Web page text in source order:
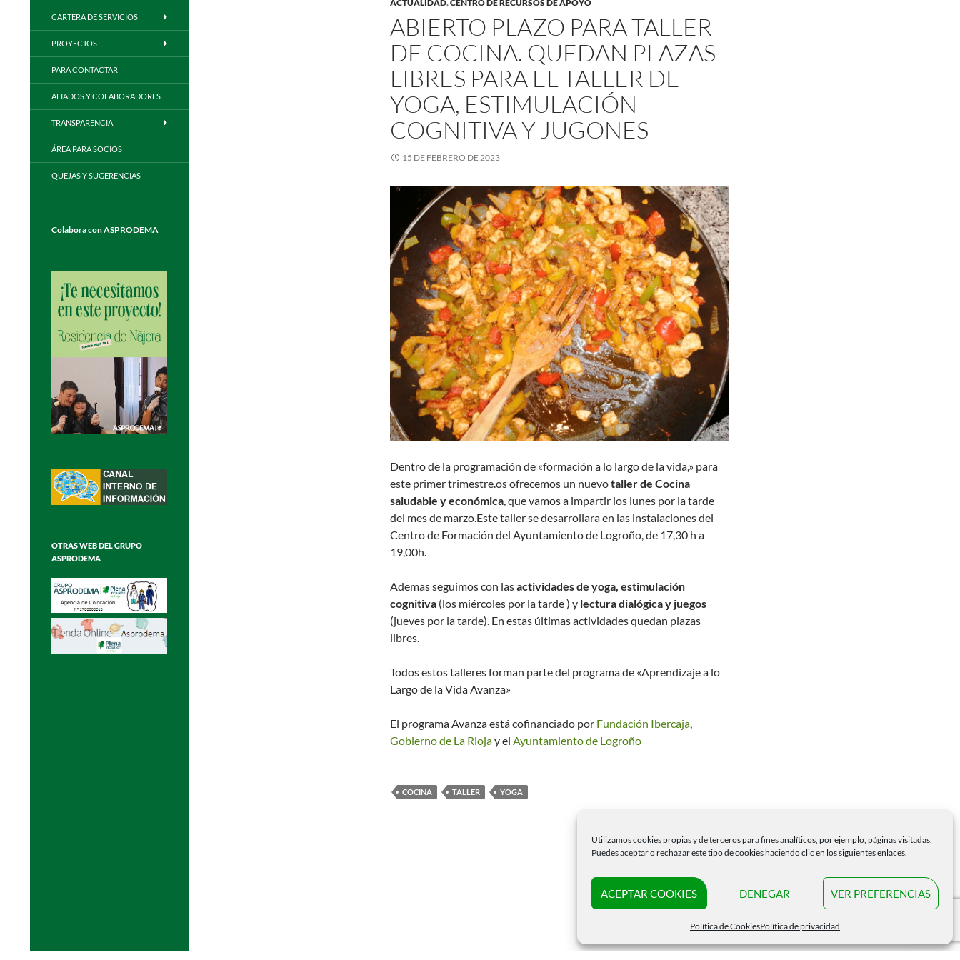
Utilizamos cookies propias y de terceros para fines analíticos, por ejemplo, páginas visitadas.
Puedes aceptar o rechazar este tipo de cookies haciendo clic en los siguientes enlaces.
ACEPTAR COOKIES DENEGAR VER PREFERENCIAS
Política de CookiesPolítica de privacidad
ACTUALIDAD,CENTRO DE RECURSOS DE APOYO
ABIERTO PLAZO PARA TALLER
DE COCINA. QUEDAN PLAZAS
LIBRES PARA EL TALLER DE
YOGA, ESTIMULACIÓN
COGNITIVA Y JUGONES
15 DE FEBRERO DE 2023
Dentro de la programación de «formación a lo largo de la vida,» para
este primer trimestre.os ofrecemos un nuevotaller de Cocina
saludable y económica , que vamos a impartir los lunes por la tarde
del mes de marzo.Este taller se desarrollara en las instalaciones del
Centro de Formación del Ayuntamiento de Logroño, de 17,30 h a
19,00h.
Ademas seguimos con lasactividades de yoga, estimulación
cognitiva (los miércoles por la tarde ) y lectura dialógica y juegos
(jueves por la tarde). En estas últimas actividades quedan plazas
libres.
Todos estos talleres forman parte del programa de «Aprendizaje a lo
Largo de la Vida Avanza»
El programa Avanza está cofinanciado por Fundación Ibercaja
Gobierno de La Riojay el Ayuntamiento de Logroño
COCINA TALLER YOGA
CARTERA DE SERVICIOS
PROYECTOS
PARA CONTACTAR
ALIADOS Y COLABORADORES
TRANSPARENCIA
ÁREA PARA SOCIOS
QUEJAS Y SUGERENCIAS
Colabora con ASPRODEMA
OTRAS WEB DEL GRUPO
ASPRODEMA